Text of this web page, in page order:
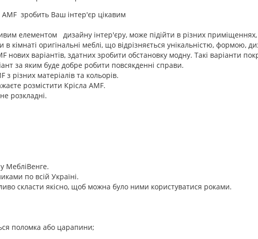
зробить Ваш інтер'єр цікавим
елементом дизайну інтер'єру, може підійти в різних
в кімнаті оригінальні меблі, що відрізняється унікальністю, формою,
варіантів, здатних зробити обстановку модну. Такі варіанти
за яким буде добре робити повсякденні справи.
різних матеріалів та кольорів.
розмістити Крісла AMF.
розкладні.
МебліВенге.
по всій Україні.
скласти якісно, щоб можна було ними користуватися роками.
поломка або царапини;